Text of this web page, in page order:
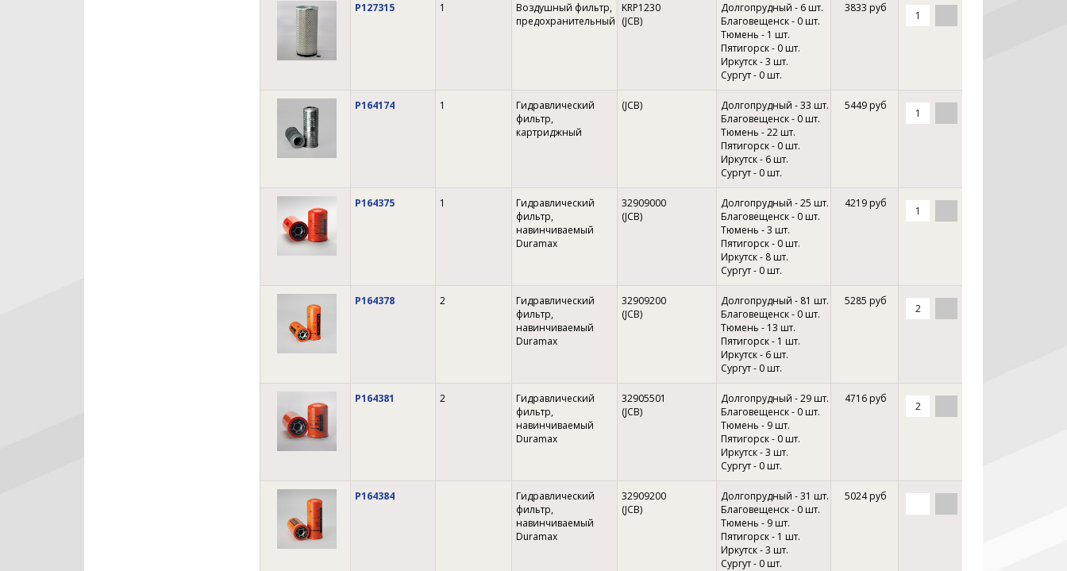
P127315 1
Воздушный фильтр,
предохранительный
KRP1230
(JCB)
Долгопрудный - 6 шт.
Благовещенск - 0 шт.
Тюмень - 1 шт.
Пятигорск - 0 шт.
Иркутск - 3 шт.
Сургут - 0 шт.
3833 руб
P164174 1
Гидравлический
фильтр,
картриджный
(JCB)
Долгопрудный - 33 шт.
Благовещенск - 0 шт.
Тюмень - 22 шт.
Пятигорск - 0 шт.
Иркутск - 6 шт.
Сургут - 0 шт.
5449 руб
P164375 1
Гидравлический
фильтр,
навинчиваемый
Duramax
32909000
(JCB)
Долгопрудный - 25 шт.
Благовещенск - 0 шт.
Тюмень - 3 шт.
Пятигорск - 0 шт.
Иркутск - 8 шт.
Сургут - 0 шт.
4219 руб
P164378 2
Гидравлический
фильтр,
навинчиваемый
Duramax
32909200
(JCB)
Долгопрудный - 81 шт.
Благовещенск - 0 шт.
Тюмень - 13 шт.
Пятигорск - 1 шт.
Иркутск - 6 шт.
Сургут - 0 шт.
5285 руб
P164381 2
Гидравлический
фильтр,
навинчиваемый
Duramax
32905501
(JCB)
Долгопрудный - 29 шт.
Благовещенск - 0 шт.
Тюмень - 9 шт.
Пятигорск - 0 шт.
Иркутск - 3 шт.
Сургут - 0 шт.
4716 руб
P164384
Гидравлический
фильтр,
навинчиваемый
Duramax
32909200
(JCB)
Долгопрудный - 31 шт.
Благовещенск - 0 шт.
Тюмень - 9 шт.
Пятигорск - 1 шт.
Иркутск - 3 шт.
Сургут - 0 шт.
5024 руб